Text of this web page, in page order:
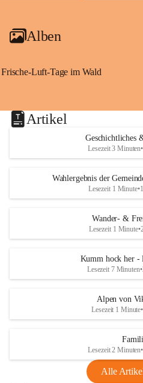
Alben
Frische-Luft-Tage im Wald
Artikel
Geschichtliches
Lesezeit 3 Minuten•
Wahlergebnis der
Lesezeit 1 Minute•
Wander- &
Lesezeit 1 Minute•
Kumm hock her -
Lesezeit 7 Minuten•
Alpen von
Lesezeit 1 Minute•
Lesezeit 2 Minuten•
Alle